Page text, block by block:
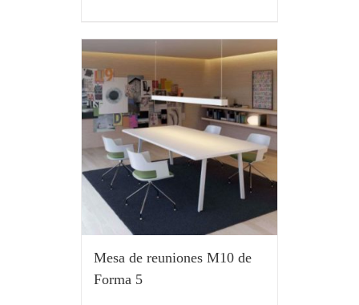
Mesa de reuniones M10 de
Forma 5